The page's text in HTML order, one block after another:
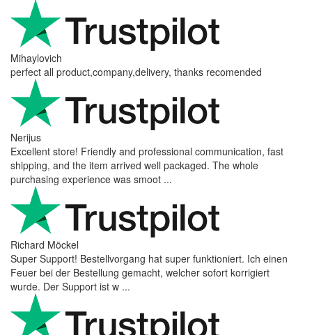
Mihaylovich
perfect all product,company,delivery, thanks recomended
Nerijus
Excellent store! Friendly and professional communication, fast
shipping, and the item arrived well packaged. The whole
purchasing experience was smoot ...
Richard Möckel
Super Support! Bestellvorgang hat super funktioniert. Ich einen
Feuer bei der Bestellung gemacht, welcher sofort korrigiert
wurde. Der Support ist w ...